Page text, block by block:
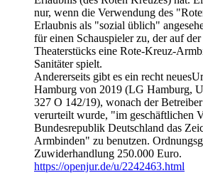
nur, wenn die Verwendung des
Erlaubnis als "sozial üblich"
für einen Schauspieler zu, der auf
Theaterstücks eine Rote-Kreuz-
Sanitäter spielt.
Andererseits gibt es ein recht
Hamburg von 2019 (LG Hamburg,
327 O 142/19), wonach der
verurteilt wurde, "im geschäftlichen
Bundesrepublik Deutschland das
Armbinden" zu benutzen.
Zuwiderhandlung 250.000 Euro.
https://openjur.de/u/2242463.html